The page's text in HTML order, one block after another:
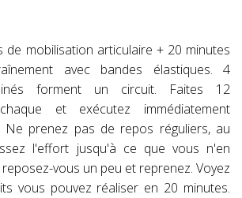
de mobilisation articulaire + 20 minutes
avec bandes élastiques. 4
forment un circuit. Faites 12
et exécutez immédiatement
Ne prenez pas de repos réguliers, au
l'effort jusqu'à ce que vous n'en
vous un peu et reprenez. Voyez
vous pouvez réaliser en 20 minutes.